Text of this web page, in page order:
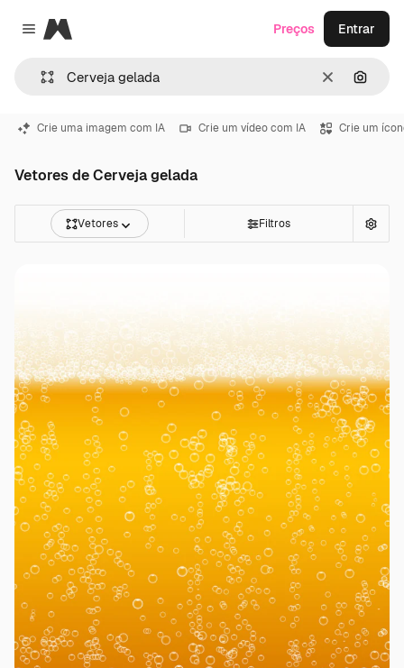
Close menu
Magnific
Limpar
Preços Entrar
Crie uma imagem com IA Crie um vídeo com IA Crie um
Vetores de Cerveja gelada
Vetores Filtros